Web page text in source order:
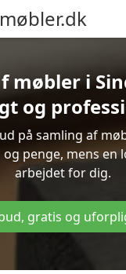
møbler i
og
på samling af
og penge, mens
arbejdet for dig.
gratis og